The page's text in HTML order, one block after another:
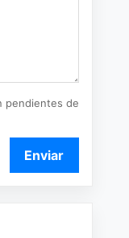
pendientes de
Enviar